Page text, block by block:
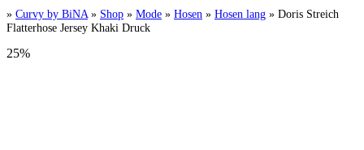
» Curvy by BiNA » Shop » Mode » Hosen » Hosen lang » Doris Streich
Flatterhose Jersey Khaki Druck
25%